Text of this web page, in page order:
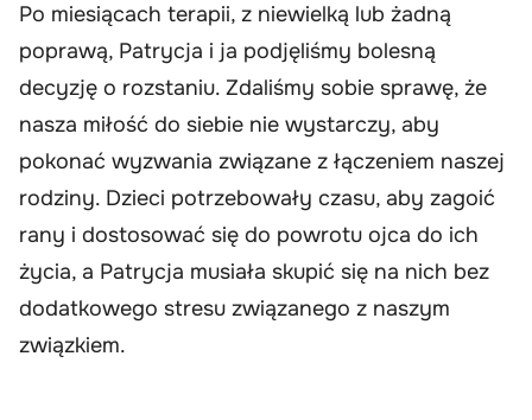
Po miesiącach terapii, z niewielką lub żadną
poprawą, Patrycja i ja podjęliśmy bolesną
decyzję o rozstaniu. Zdaliśmy sobie sprawę, że
nasza miłość do siebie nie wystarczy, aby
pokonać wyzwania związane z łączeniem naszej
rodziny. Dzieci potrzebowały czasu, aby zagoić
rany i dostosować się do powrotu ojca do ich
życia, a Patrycja musiała skupić się na nich bez
dodatkowego stresu związanego z naszym
związkiem.